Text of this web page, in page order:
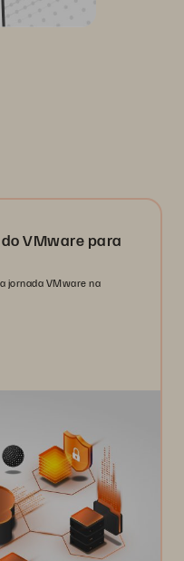
VMware para
jornada VMware na